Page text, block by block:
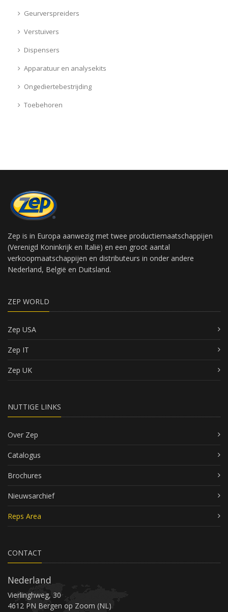
Geurverspreiders
Verstuivers
Dispensers
Apparatuur en analysekits
Ongediertebestrijding
Toebehoren
Zep is in Europa aanwezig met twee productiemaatschappijen
(Verenigd Koninkrijk en Italië) en een groot aantal
verkoopmaatschappijen en distributeurs in onder andere
Nederland, België en Duitsland.
ZEP WORLD
Zep USA
Zep IT
Zep UK
NUTTIGE LINKS
Over Zep
Catalogus
Brochures
Nieuwsarchief
Reps Area
CONTACT
Nederland
Vierlinghweg, 30
4612 PN Bergen op Zoom (NL)